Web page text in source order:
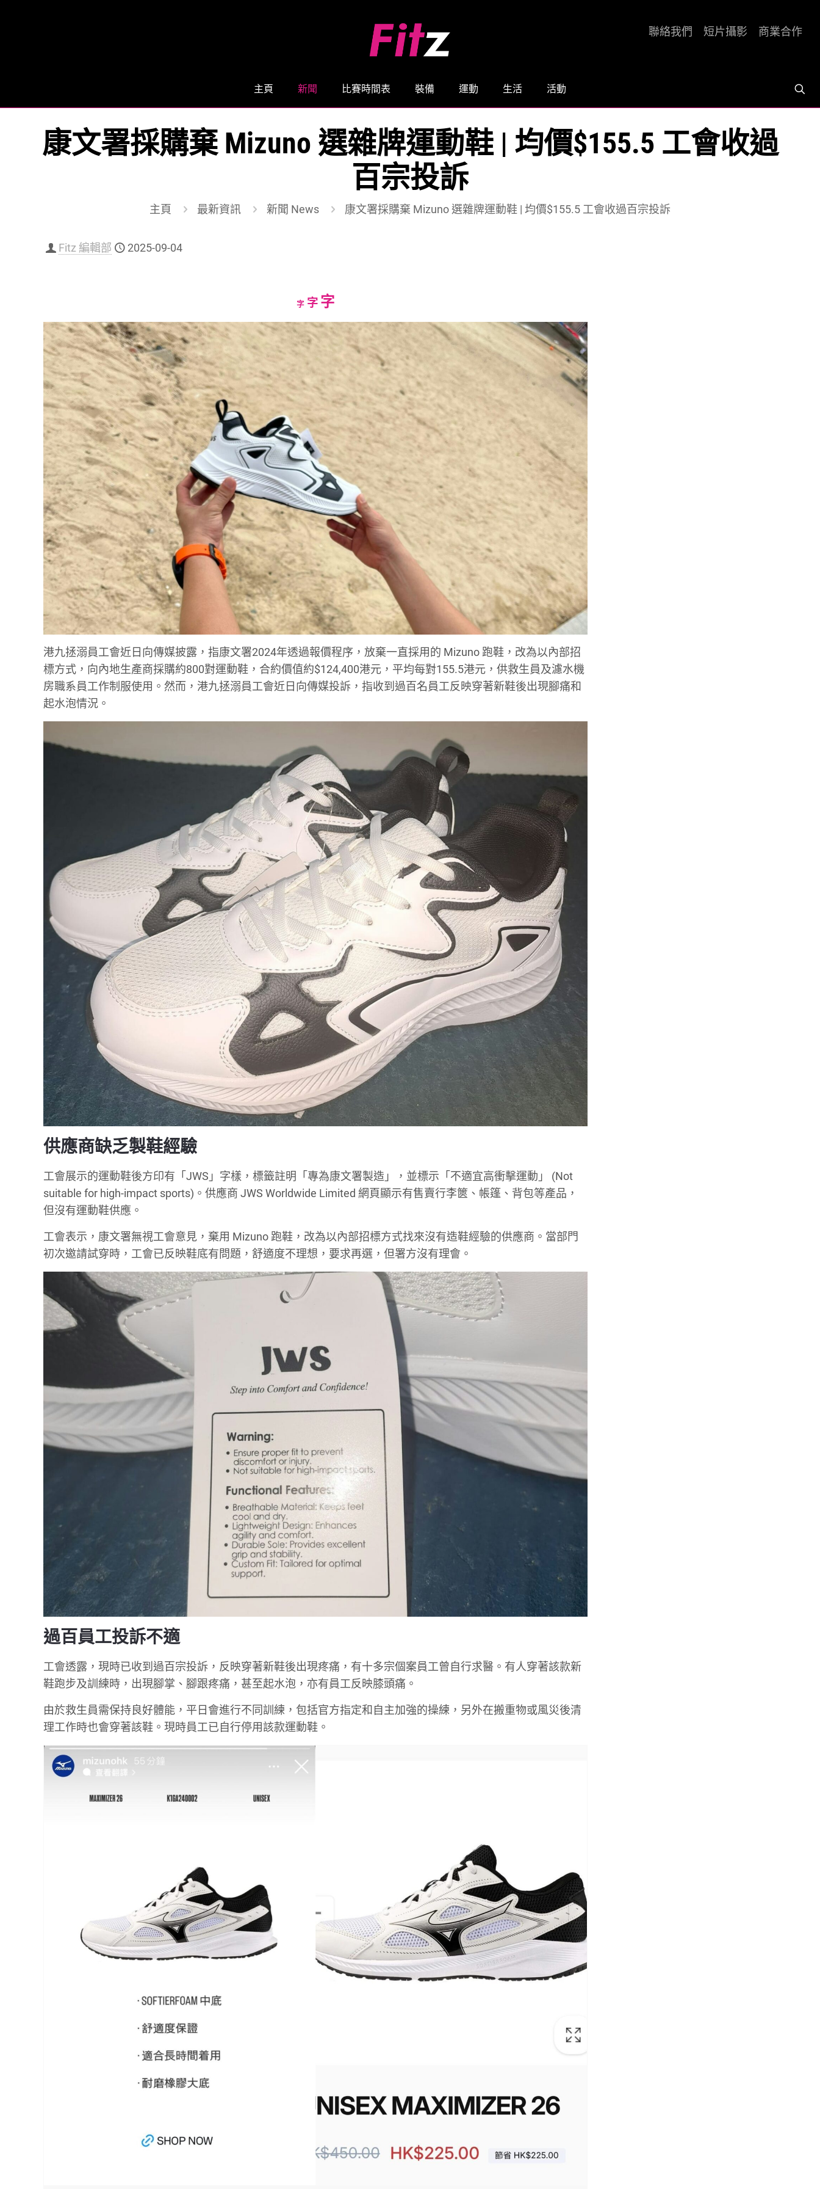
主頁 新聞 比賽時間表 裝備 運動 生活 活動
聯絡我們 短片攝影 商業合作
康文署採購棄 Mizuno 選雜牌運動鞋 | 均價$155.5 工會收過
百宗投訴
主頁 最新資訊 新聞 News 康文署採購棄 Mizuno 選雜牌運動鞋 | 均價$155.5 工會收過百宗投訴
Fitz 編輯部 2025-09-04
字Decrease
size.
字Reset
size.
字Increase
font
size.
港九拯溺員工會近日向傳媒披露，指康文署2024年透過報價程序，放棄一直採用的 Mizuno 跑鞋，改為以內部招
標方式，向內地生產商採購約800對運動鞋，合約價值約$124,400港元，平均每對155.5港元，供救生員及濾水機
房職系員工作制服使用。然而，港九拯溺員工會近日向傳媒投訴，指收到過百名員工反映穿著新鞋後出現腳痛和
起水泡情況。
供應商缺乏製鞋經驗
工會展示的運動鞋後方印有「JWS」字樣，標籤註明「專為康文署製造」，並標示「不適宜高衝擊運動」 (Not
suitable for high-impact sports)。供應商 JWS Worldwide Limited 網頁顯示有售賣行李篋、帳篷、背包等產品，
但沒有運動鞋供應。
工會表示，康文署無視工會意見，棄用 Mizuno 跑鞋，改為以內部招標方式找來沒有造鞋經驗的供應商。當部門
初次邀請試穿時，工會已反映鞋底有問題，舒適度不理想，要求再選，但署方沒有理會。
過百員工投訴不適
工會透露，現時已收到過百宗投訴，反映穿著新鞋後出現疼痛，有十多宗個案員工曾自行求醫。有人穿著該款新
鞋跑步及訓練時，出現腳掌、腳跟疼痛，甚至起水泡，亦有員工反映膝頭痛。
由於救生員需保持良好體能，平日會進行不同訓練，包括官方指定和自主加強的操練，另外在搬重物或風災後清
理工作時也會穿著該鞋。現時員工已自行停用該款運動鞋。